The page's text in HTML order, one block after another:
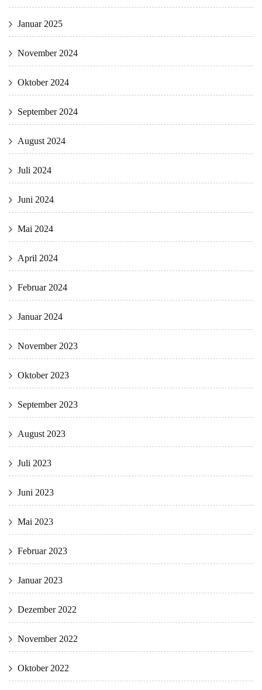
Januar 2025
November 2024
Oktober 2024
September 2024
August 2024
Juli 2024
Juni 2024
Mai 2024
April 2024
Februar 2024
Januar 2024
November 2023
Oktober 2023
September 2023
August 2023
Juli 2023
Juni 2023
Mai 2023
Februar 2023
Januar 2023
Dezember 2022
November 2022
Oktober 2022